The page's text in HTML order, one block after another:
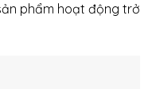
phẩm hoạt động trở